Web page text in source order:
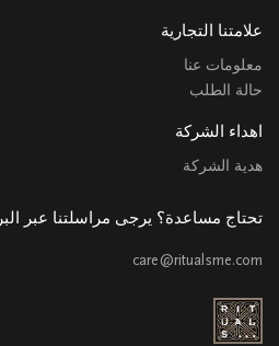
علامتنا التجارية
معلومات عنا
حالة الطلب
اهداء الشركة
هدية الشركة
تحتاج مساعدة؟ يرجى مراسلتنا عبر
care@ritualsme.com